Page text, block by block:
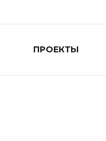
ПРОЕКТЫ